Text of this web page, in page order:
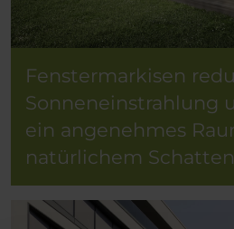
Fenstermarkisen
Sonneneinstrahlung
ein angenehmes
natürlichem